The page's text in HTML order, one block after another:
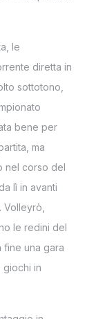
le
diretta in
sottotono,
bene per
ma
nel corso del
lì in avanti
le redini del
una gara
in